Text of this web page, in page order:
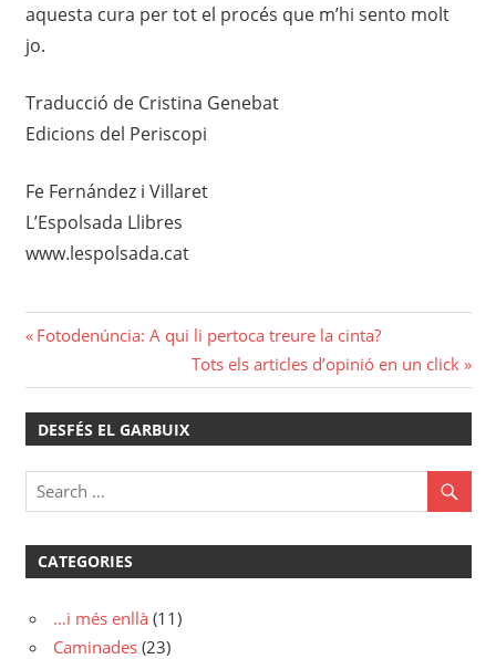
aquesta cura per tot el procés que m’hi sento molt
jo.
Traducció de Cristina Genebat
Edicions del Periscopi
Fe Fernández i Villaret
L’Espolsada Llibres
www.lespolsada.cat
Navegació
d'entrades
Previous
Fotodenúncia: A qui li pertoca treure la cinta?
Next
Post:
Tots els articles d’opinió en un click
DESFÉS EL GARBUIX
CATEGORIES
…i més enllà (11)
Caminades (23)